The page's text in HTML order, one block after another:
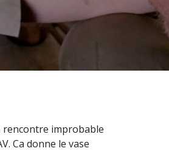
rencontre improbable
Ca donne le vase